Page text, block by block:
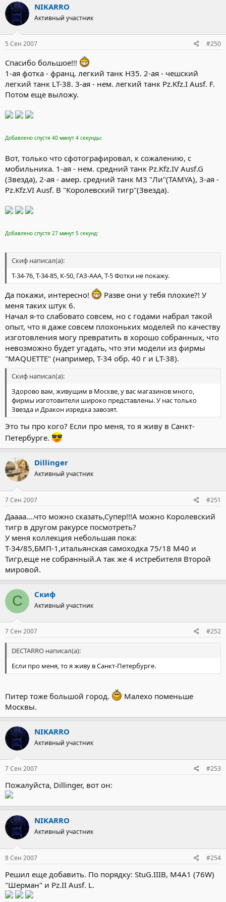
NIKARRO
Активный участник
5 Сен 2007 #250
Спасибо большое!!!
1-ая фотка - франц. легкий танк H35. 2-ая - чешский
легкий танк LT-38. 3-ая - нем. легкий танк Pz.Kfz.I Ausf. F.
Потом еще выложу.
Добавлено спустя 40 минут 4 секунды:
Вот, только что сфотографировал, к сожалению, с
мобильника. 1-ая - нем. средний танк Pz.Kfz.IV Ausf.G
(Звезда), 2-ая - амер. средний танк M3 "Ли"(TAMYA), 3-ая -
Pz.Kfz.VI Ausf. B "Королевский тигр"(Звезда).
Добавлено спустя 27 минут 5 секунд:
Скиф написал(а):
Т-34-76, Т-34-85, К-50, ГАЗ-ААА, Т-5 Фотки не покажу.
Да покажи, интересно!
Разве они у тебя плохие?! У
меня таких штук 6.
Начал я-то слабовато совсем, но с годами набрал такой
опыт, что я даже совсем плохоньких моделей по качеству
изготовления могу превратить в хорошо собранных, что
невозможно будет угадать, что эти модели из фирмы
"MAQUETTE" (например, Т-34 обр. 40 г и LT-38).
Скиф написал(а):
Здорово вам, живущим в Москве, у вас магазинов много,
фирмы изготовители широко представлены. У нас только
Звезда и Дракон изредка завозят.
Это ты про кого? Если про меня, то я живу в Санкт-
Петербурге.
Dillinger
Активный участник
7 Сен 2007 #251
Даааа....что можно сказать,Супер!!!А можно Королевский
тигр в другом ракурсе посмотреть?
У меня коллекция небольшая пока:
Т-34/85,БМП-1,итальянская самоходка 75/18 М40 и
Тигр,еще не собранный.А так же 4 истребителя Второй
мировой.
С Скиф
Активный участник
7 Сен 2007 #252
DECTARRO написал(а):
Если про меня, то я живу в Санкт-Петербурге.
Питер тоже большой город.
Малехо поменьше
Москвы.
NIKARRO
Активный участник
7 Сен 2007 #253
Пожалуйста, Dillinger, вот он:
NIKARRO
Активный участник
8 Сен 2007 #254
Решил еще добавить. По порядку: StuG.IIIB, M4A1 (76W)
"Шерман" и Pz.II Ausf. L.